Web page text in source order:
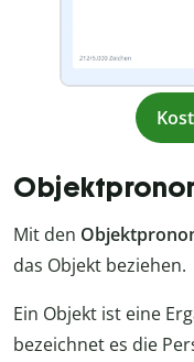
Mit den
das Objekt beziehen.
Ein Objekt ist eine
bezeichnet es die